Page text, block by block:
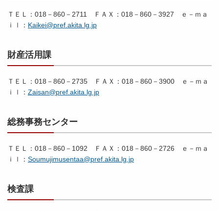
ＴＥＬ：018－860－2711 ＦＡＸ：018－860－3927 ｅ－ｍａ
ｉｌ： Kaikei@pref.akita.lg.jp
財産活用課
ＴＥＬ：018－860－2735 ＦＡＸ：018－860－3900 ｅ－ｍａ
ｉｌ： Zaisan@pref.akita.lg.jp
総務事務センター
ＴＥＬ：018－860－1092 ＦＡＸ：018－860－2726 ｅ－ｍａ
ｉｌ： Soumujimusentaa@pref.akita.lg.jp
検査課